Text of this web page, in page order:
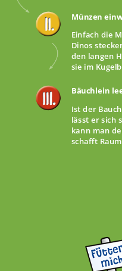
Münzen
Einfach die
Dinos
den langen
sie im
Bäuchlein
Ist der
lässt er sich
kann man
schafft